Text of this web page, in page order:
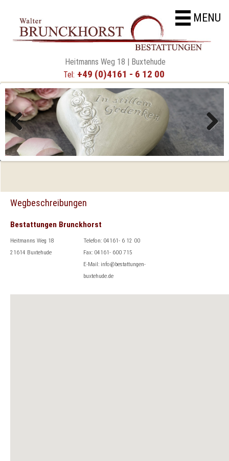
MENU
Heitmanns Weg 18 | Buxtehude
Tel: +49 (0)4161 - 6 12 00
Previous
Wegbeschreibungen
Bestattungen Brunckhorst
Heitmanns Weg 18
21614 Buxtehude
Telefon: 04161- 6 12 00
Fax: 04161- 600 715
E-Mail: info@bestattungen-
buxtehude.de